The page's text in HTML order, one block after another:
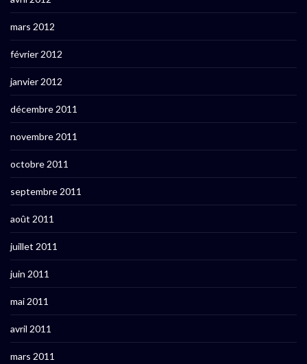
mars 2012
février 2012
janvier 2012
décembre 2011
novembre 2011
octobre 2011
septembre 2011
août 2011
juillet 2011
juin 2011
mai 2011
avril 2011
mars 2011